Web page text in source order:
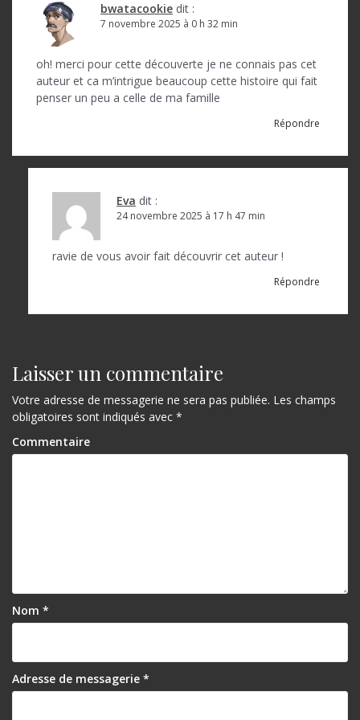
’
bwatacookie dit :
7 novembre 2025 à 0 h 32 min
oh! merci pour cette découverte je ne connais pas cet
auteur et ca m’intrigue beaucoup cette histoire qui fait
penser un peu a celle de ma famille
Répondre
Eva dit :
24 novembre 2025 à 17 h 47 min
ravie de vous avoir fait découvrir cet auteur !
Répondre
Laisser un commentaire
Votre adresse de messagerie ne sera pas publiée. Les champs
obligatoires sont indiqués avec *
Commentaire
Nom *
Adresse de messagerie *